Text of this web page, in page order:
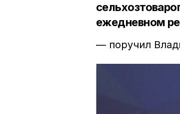
ежедневном
— поручил